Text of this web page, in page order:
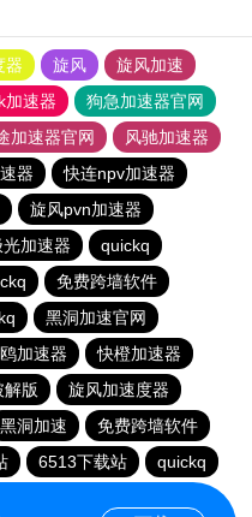
器 旋风
旋风加速
加速器
狗急加速器官网
加速器官网
风驰加速器
器
快连npv加速器
旋风pvn加速器
光加速器
quickq
免费跨墙软件
黑洞加速官网
加速器
快橙加速器
解版
旋风加速度器
黑洞加速
免费跨墙软件
6513下载站
quickq